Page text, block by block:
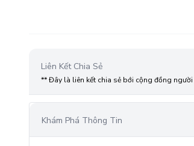
Liên Kết Chia Sẻ
** Đây là liên kết chia sẻ bới cộng đồng
Khám Phá Thông Tin